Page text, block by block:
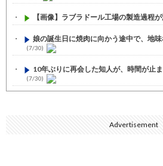
【画像】ラブラドール工場の製造過程
娘の誕生日に焼肉に向かう途中で、地
(7/30)
10年ぶりに再会した知人が、時間が止
(7/30)
娘の誕生日に焼肉に向かう途中で、地
Advertisement